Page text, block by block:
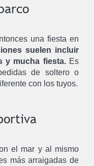
una fiesta en
suelen incluir
y mucha fiesta.Es
de soltero o
con los tuyos.
el mar y al mismo
más arraigadas de